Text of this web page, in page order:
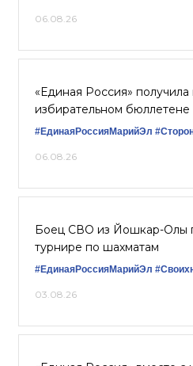
06.08.26
«Единая Россия»
избирательном
#ЕдинаяРоссияМарийЭл
06.08.26
Боец СВО из Йошкар-Олы
турнире по шахматам
#ЕдинаяРоссияМарийЭл
03.08.26